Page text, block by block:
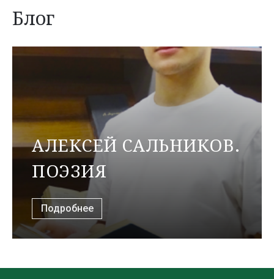
Блог
АЛЕКСЕЙ САЛЬНИКОВ.
ПОЭЗИЯ
Подробнее